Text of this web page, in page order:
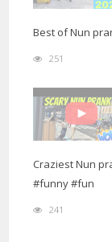
Best of Nun
251
Craziest Nun
#funny #fun
241